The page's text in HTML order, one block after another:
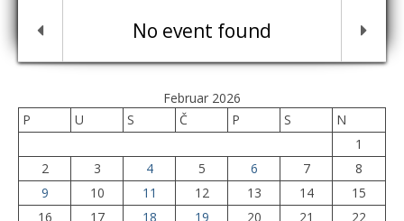
No event found
Februar 2026
P
U S Č P S
N
1
2
3 4 5 6 7
8
9
10 11 12 13 14
15
16
17 18 19 20 21
22